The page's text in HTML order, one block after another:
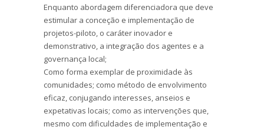
Enquanto abordagem diferenciadora que deve
estimular a conceção e implementação de
projetos-piloto, o caráter inovador e
demonstrativo, a integração dos agentes e a
governança local;
Como forma exemplar de proximidade às
comunidades; como método de envolvimento
eficaz, conjugando interesses, anseios e
expetativas locais; como as intervenções que,
mesmo com dificuldades de implementação e